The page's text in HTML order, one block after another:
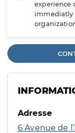
experience
immediatly
Adresse
6 Avenue de